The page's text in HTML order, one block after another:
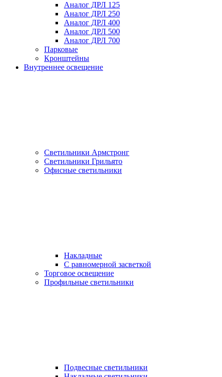
Аналог ДРЛ 125
Аналог ДРЛ 250
Аналог ДРЛ 400
Аналог ДРЛ 500
Аналог ДРЛ 700
Парковые
Кронштейны
Внутреннее освещение
Светильники Армстронг
Светильники Грильято
Офисные светильники
Накладные
С равномерной засветкой
Торговое освещение
Профильные светильники
Подвесные светильники